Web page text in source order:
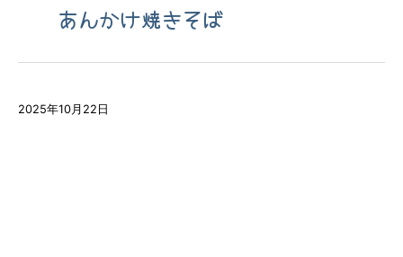
あんかけ焼きそば
2025年10月22日